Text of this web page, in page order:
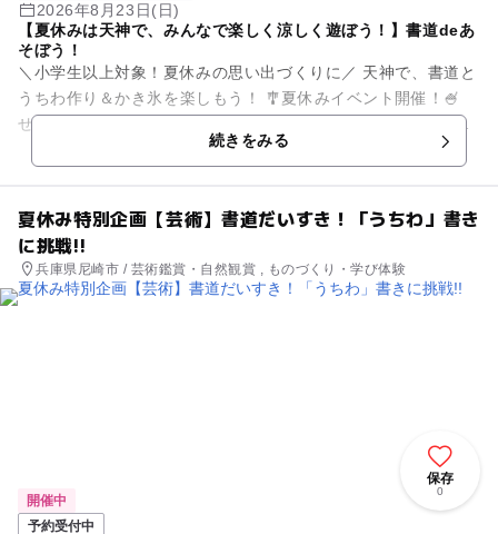
2026年8月23日(日)
【夏休みは天神で、みんなで楽しく涼しく遊ぼう！】書道deあ
そぼう！
＼小学生以上対象！夏休みの思い出づくりに／ 天神で、書道と
うちわ作り＆かき氷を楽しもう！ 🎐夏休みイベント開催！🍧
せっかくの夏休み、のんびり涼しい室内で夏の思い出を作りま
続きをみる
夏休み特別企画【芸術】書道だいすき！「うちわ」書き
に挑戦!!
兵庫県尼崎市 / 芸術鑑賞・自然観賞 , ものづくり・学び体験
保存
0
開催中
予約受付中